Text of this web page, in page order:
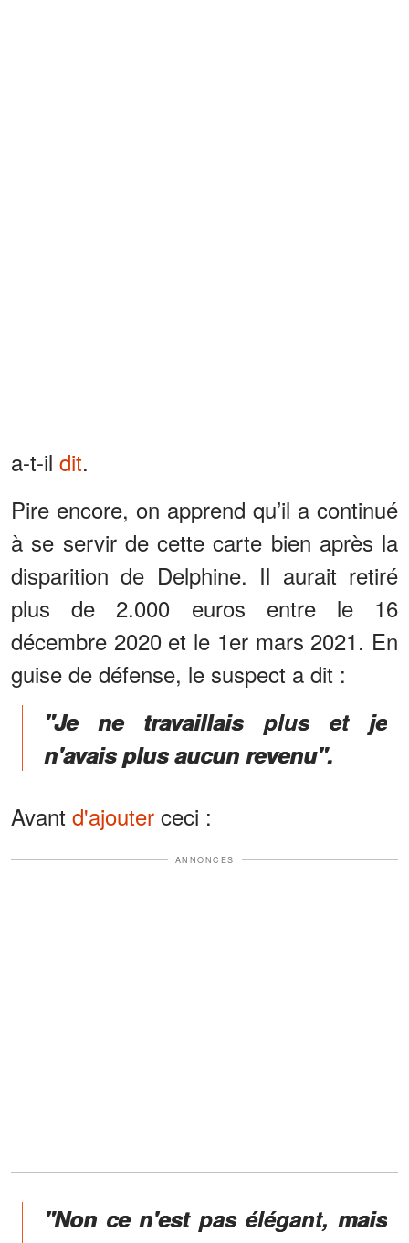
a-t-il dit.
Pire encore, on apprend qu’il a continué
à se servir de cette carte bien après la
disparition de Delphine. Il aurait retiré
plus de 2.000 euros entre le 16
décembre 2020 et le 1er mars 2021. En
guise de défense, le suspect a dit :
"Je ne travaillais plus et je
n'avais plus aucun revenu".
Avant d'ajouter ceci :
ANNONCES
"Non ce n'est pas élégant, mais